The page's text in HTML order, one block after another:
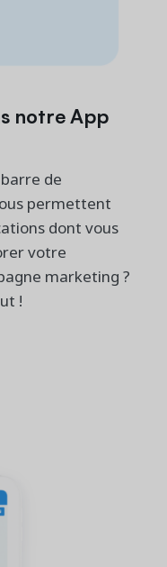
notre App
de
permettent
dont vous
votre
marketing ?
!